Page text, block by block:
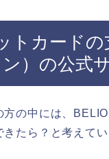
トカード
）の公式
の中には、
たら？と考えて